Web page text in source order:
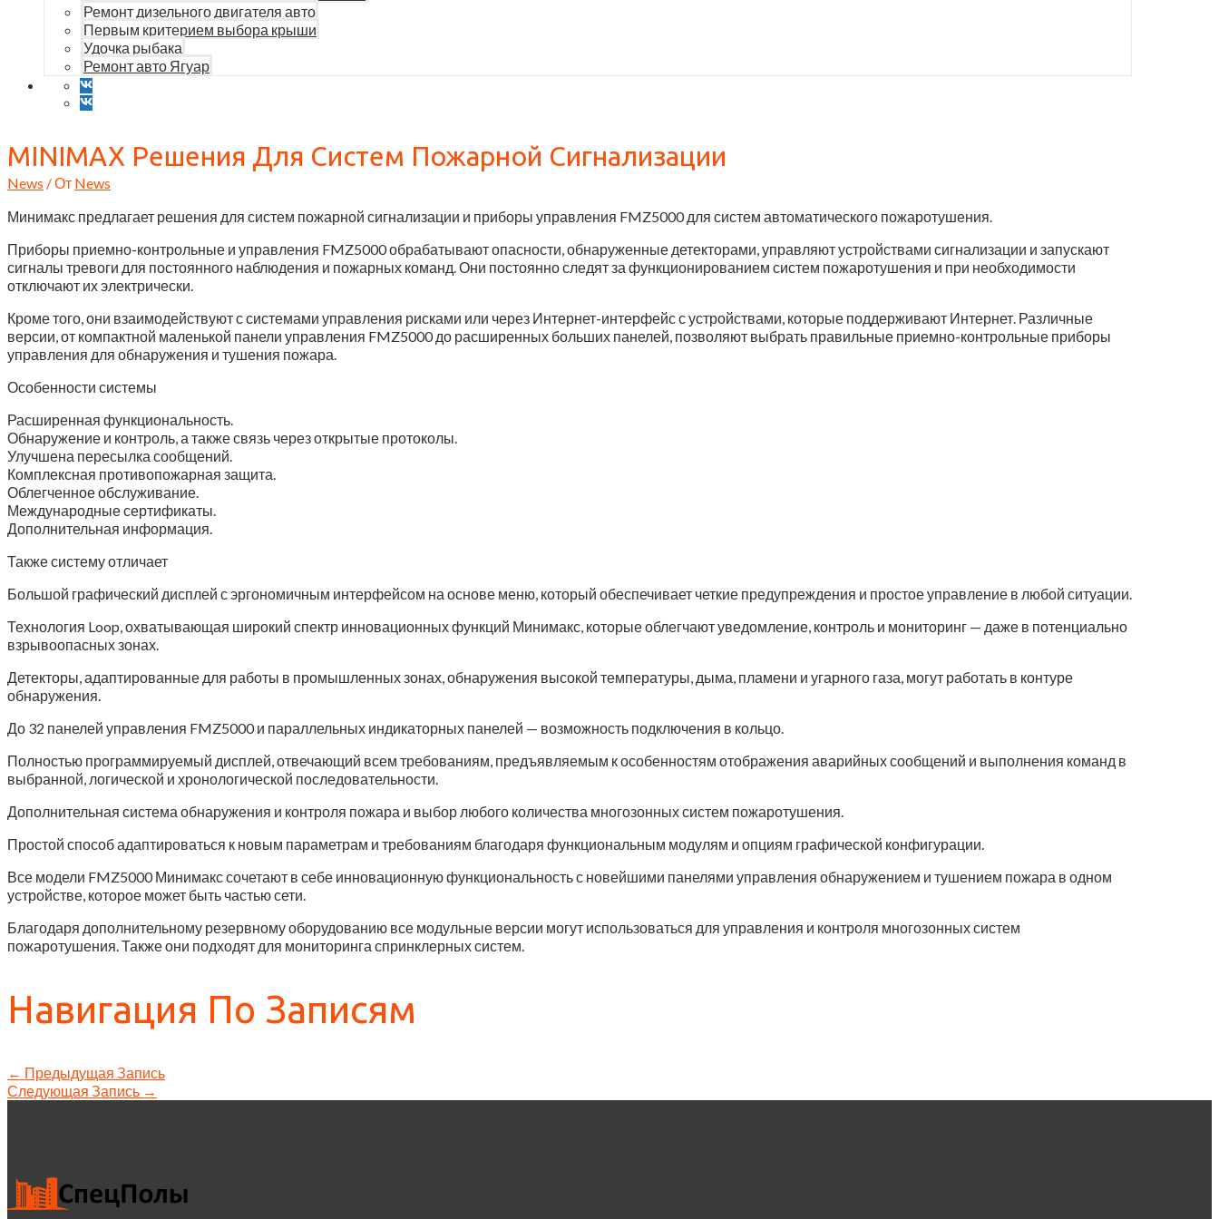
Ремонт дизельного двигателя авто
Первым критерием выбора крыши
Удочка рыбака
Ремонт авто Ягуар
MINIMAX Решения Для Систем Пожарной Сигнализации
News / От News
Минимакс предлагает решения для систем пожарной сигнализации и приборы управления FMZ5000 для систем автоматического пожаротушения.
Приборы приемно-контрольные и управления FMZ5000 обрабатывают опасности, обнаруженные детекторами, управляют устройствами сигнализации и запускают
сигналы тревоги для постоянного наблюдения и пожарных команд. Они постоянно следят за функционированием систем пожаротушения и при необходимости
отключают их электрически.
Кроме того, они взаимодействуют с системами управления рисками или через Интернет-интерфейс с устройствами, которые поддерживают Интернет. Различные
версии, от компактной маленькой панели управления FMZ5000 до расширенных больших панелей, позволяют выбрать правильные приемно-контрольные приборы
управления для обнаружения и тушения пожара.
Особенности системы
Расширенная функциональность.
Обнаружение и контроль, а также связь через открытые протоколы.
Улучшена пересылка сообщений.
Комплексная противопожарная защита.
Облегченное обслуживание.
Международные сертификаты.
Дополнительная информация.
Также систему отличает
Большой графический дисплей с эргономичным интерфейсом на основе меню, который обеспечивает четкие предупреждения и простое управление в любой ситуации.
Технология Loop, охватывающая широкий спектр инновационных функций Минимакс, которые облегчают уведомление, контроль и мониторинг — даже в потенциально
взрывоопасных зонах.
Детекторы, адаптированные для работы в промышленных зонах, обнаружения высокой температуры, дыма, пламени и угарного газа, могут работать в контуре
обнаружения.
До 32 панелей управления FMZ5000 и параллельных индикаторных панелей — возможность подключения в кольцо.
Полностью программируемый дисплей, отвечающий всем требованиям, предъявляемым к особенностям отображения аварийных сообщений и выполнения команд в
выбранной, логической и хронологической последовательности.
Дополнительная система обнаружения и контроля пожара и выбор любого количества многозонных систем пожаротушения.
Простой способ адаптироваться к новым параметрам и требованиям благодаря функциональным модулям и опциям графической конфигурации.
Все модели FMZ5000 Минимакс сочетают в себе инновационную функциональность с новейшими панелями управления обнаружением и тушением пожара в одном
устройстве, которое может быть частью сети.
Благодаря дополнительному резервному оборудованию все модульные версии могут использоваться для управления и контроля многозонных систем
пожаротушения. Также они подходят для мониторинга спринклерных систем.
Навигация По Записям
← Предыдущая Запись
Следующая Запись →